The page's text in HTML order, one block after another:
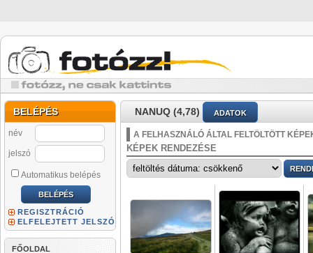
BELÉPÉS
név
jelszó
Automatikus belépés
REGISZTRÁCIÓ
ELFELEJTETT JELSZÓ
FŐOLDAL
NANUQ (4,78) ADATOK
A FELHASZNÁLÓ ÁLTAL FELTÖLTÖTT
KÉPEK RENDEZÉSE